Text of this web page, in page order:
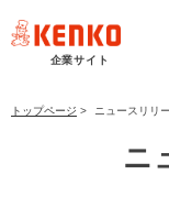
企業サイト
トップページ > ニュースリリ
ニ